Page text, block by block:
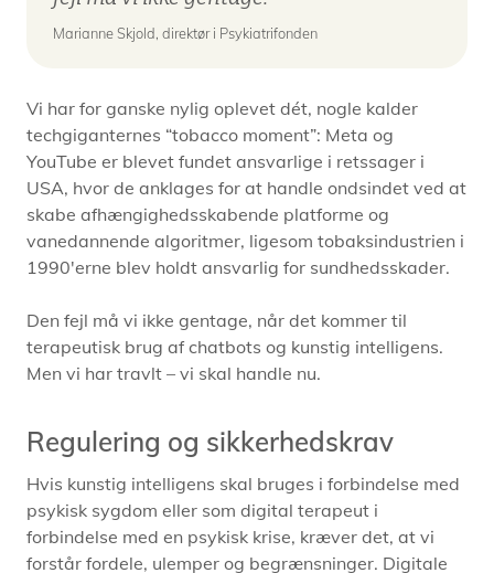
Marianne Skjold, direktør i Psykiatrifonden
Vi har for ganske nylig oplevet dét, nogle kalder
techgiganternes “tobacco moment”: Meta og
YouTube er blevet fundet ansvarlige i retssager i
USA, hvor de anklages for at handle ondsindet ved at
skabe afhængighedsskabende platforme og
vanedannende algoritmer, ligesom tobaksindustrien i
1990'erne blev holdt ansvarlig for sundhedsskader.
Den fejl må vi ikke gentage, når det kommer til
terapeutisk brug af chatbots og kunstig intelligens.
Men vi har travlt – vi skal handle nu.
Regulering og sikkerhedskrav
Hvis kunstig intelligens skal bruges i forbindelse med
psykisk sygdom eller som digital terapeut i
forbindelse med en psykisk krise, kræver det, at vi
forstår fordele, ulemper og begrænsninger. Digitale